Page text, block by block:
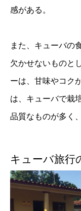
感がある。
また、キューバの
欠かせないものと
ーは、甘味やコク
は、キューバで栽
品質なものが多く
キューバ旅行